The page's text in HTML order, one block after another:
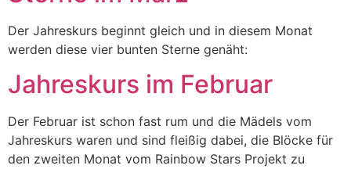
Der Jahreskurs beginnt gleich und in diesem Monat
werden diese vier bunten Sterne genäht:
Jahreskurs im Februar
Der Februar ist schon fast rum und die Mädels vom
Jahreskurs waren und sind fleißig dabei, die Blöcke für
den zweiten Monat vom Rainbow Stars Projekt zu